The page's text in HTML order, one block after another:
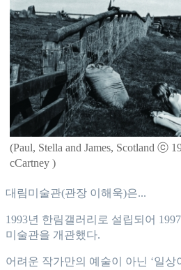
(Paul, Stella and James, Scotland ⓒ
cCartney )
대림미술관(관장 이해욱)은...
1993년 한림갤러리로 설립되어
미술관을 개관했다.
어려운 작가만의 예술이 아닌 ‘일상